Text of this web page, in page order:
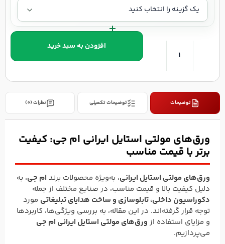
افزودن به سبد خرید
توضیحات توضیحات تکمیلی نظرات (0)
ورق‌های مولتی استایل ایرانی ام جی: کیفیت
برتر با قیمت مناسب
ورق‌های مولتی استایل ایرانی، به‌ویژه محصولات برند ام جی، به
دلیل کیفیت بالا و قیمت مناسب، در صنایع مختلف از جمله
دکوراسیون داخلی، تابلوسازی و ساخت هدایای تبلیغاتی مورد
توجه قرار گرفته‌اند. در این مقاله، به بررسی ویژگی‌ها، کاربردها
و مزایای استفاده از ورق‌های مولتی استایل ایرانی ام جی
می‌پردازیم.